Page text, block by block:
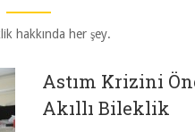
hakkında her şey.
Astım Krizini
Akıllı Bileklik